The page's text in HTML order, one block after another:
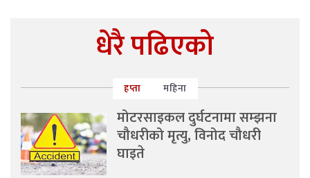
धेरै पढिएको
हप्ता महिना
मोटरसाइकल दुर्घटनामा सम्झना
चौधरीको मृत्यु, विनोद चौधरी
घाइते